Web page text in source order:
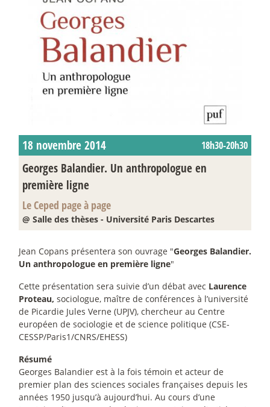
18 novembre 2014 18h30-20h30
Georges Balandier. Un anthropologue en
première ligne
Le Ceped page à page
@ Salle des thèses - Université Paris Descartes
Jean Copans présentera son ouvrage "Georges Balandier.
Un anthropologue en première ligne"
Cette présentation sera suivie d’un débat avec Laurence
Proteau, sociologue, maître de conférences à l’université
de Picardie Jules Verne (UPJV), chercheur au Centre
européen de sociologie et de science politique (CSE-
CESSP/Paris1/CNRS/EHESS)
Résumé
Georges Balandier est à la fois témoin et acteur de
premier plan des sciences sociales françaises depuis les
années 1950 jusqu’à aujourd’hui. Au cours d’une